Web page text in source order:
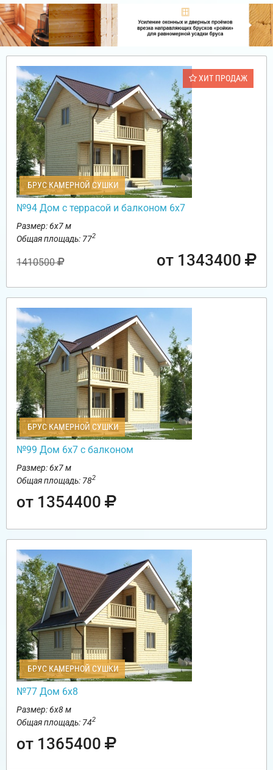
ХИТ ПРОДАЖ
БРУС КАМЕРНОЙ СУШКИ
№94 Дом с террасой и балконом 6х7
Размер: 6х7 м
Общая площадь: 772
1410500 от 1343400
БРУС КАМЕРНОЙ СУШКИ
№99 Дом 6х7 с балконом
Размер: 6х7 м
Общая площадь: 782
от 1354400
БРУС КАМЕРНОЙ СУШКИ
№77 Дом 6х8
Размер: 6х8 м
Общая площадь: 742
от 1365400